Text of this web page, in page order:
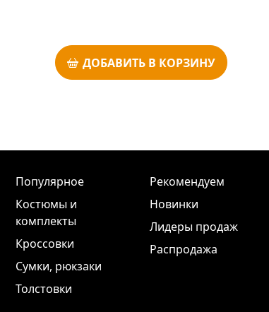
ДОБАВИТЬ В КОРЗИНУ
Популярное
Костюмы и
комплекты
Кроссовки
Сумки, рюкзаки
Толстовки
Рекомендуем
Новинки
Лидеры продаж
Распродажа